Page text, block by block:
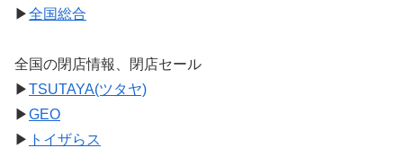
▶全国総合
全国の閉店情報、閉店セール
▶TSUTAYA(ツタヤ)
▶GEO
▶ トイザらス